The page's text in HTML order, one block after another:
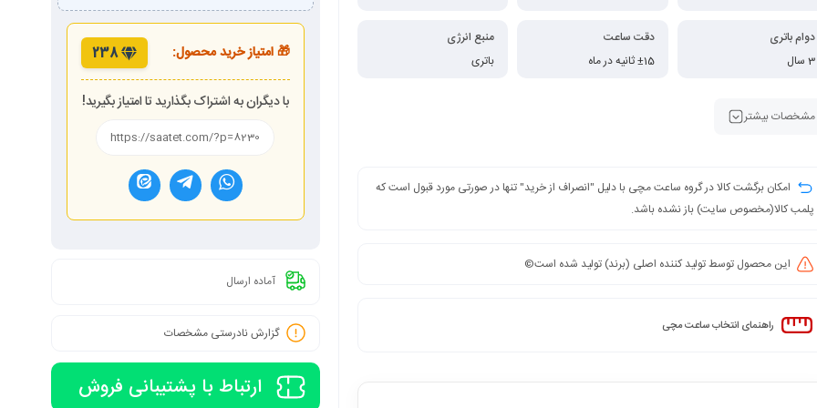
دوام باتری
3 سال
دقت ساعت
±15 ثانیه در ماه
منبع انرژی
باتری
مشخصات بیشتر
امکان برگشت کالا در گروه ساعت مچی با دلیل "انصراف از خرید" تنها در صورتی مورد قبول است که
پلمب کالا(مخصوص سایت) باز نشده باشد.
این محصول توسط تولید کننده اصلی (برند) تولید شده است©️
راهنمای انتخاب ساعت مچی
🎁 امتیاز خرید محصول: 238
با دیگران به اشتراک بگذارید تا امتیاز بگیرید!
آماده ارسال
گزارش نادرستی مشخصات
ارتباط با پشتیبانی فروش